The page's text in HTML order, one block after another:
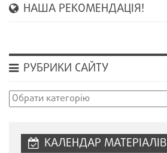
НАША РЕКОМЕНДАЦІЯ!
РУБРИКИ САЙТУ
Рубрики
КАЛЕНДАР МАТЕРІАЛІВ